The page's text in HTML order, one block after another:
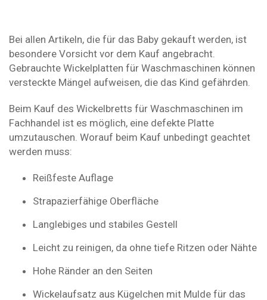
Bei allen Artikeln, die für das Baby gekauft werden, ist
besondere Vorsicht vor dem Kauf angebracht.
Gebrauchte Wickelplatten für Waschmaschinen können
versteckte Mängel aufweisen, die das Kind gefährden.
Beim Kauf des Wickelbretts für Waschmaschinen im
Fachhandel ist es möglich, eine defekte Platte
umzutauschen. Worauf beim Kauf unbedingt geachtet
werden muss:
Reißfeste Auflage
Strapazierfähige Oberfläche
Langlebiges und stabiles Gestell
Leicht zu reinigen, da ohne tiefe Ritzen oder Nähte
Hohe Ränder an den Seiten
Wickelaufsatz aus Kügelchen mit Mulde für das